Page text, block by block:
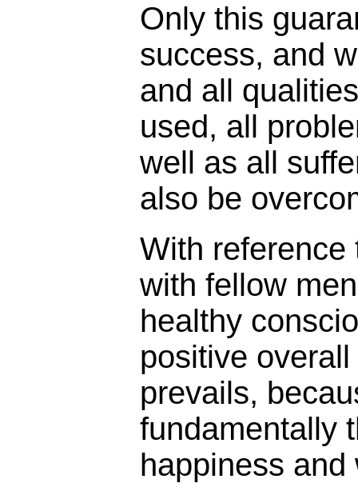
Only this
success, and
and all
used, all
well as all
also be
With reference
with fellow
healthy
positive
prevails,
fundamentally
happiness and